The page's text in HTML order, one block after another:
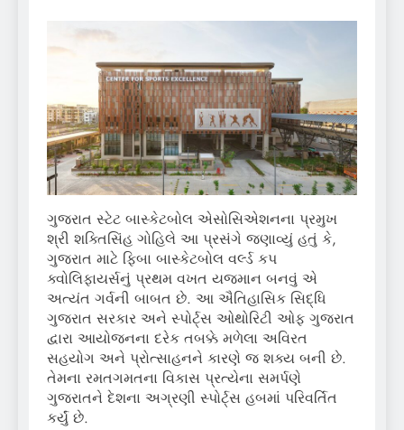
ગુજરાત સ્ટેટ બાસ્કેટબોલ એસોસિએશનના પ્રમુખ
શ્રી શક્તિસિંહ ગોહિલે આ પ્રસંગે જણાવ્યું હતું કે,
ગુજરાત માટે ફિબા બાસ્કેટબોલ વર્લ્ડ કપ
ક્વોલિફાયર્સનું પ્રથમ વખત યજમાન બનવું એ
અત્યંત ગર્વની બાબત છે. આ ઐતિહાસિક સિદ્ધિ
ગુજરાત સરકાર અને સ્પોર્ટ્સ ઓથોરિટી ઓફ ગુજરાત
દ્વારા આયોજનના દરેક તબક્કે મળેલા અવિરત
સહયોગ અને પ્રોત્સાહનને કારણે જ શક્ય બની છે.
તેમના રમતગમતના વિકાસ પ્રત્યેના સમર્પણે
ગુજરાતને દેશના અગ્રણી સ્પોર્ટ્સ હબમાં પરિવર્તિત
કર્યું છે.